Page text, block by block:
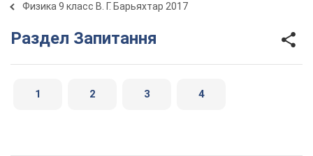
Физика 9 класс В. Г. Барьяхтар 2017
Раздел Запитання
1 2 3 4